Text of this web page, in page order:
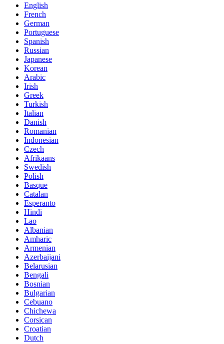
English
French
German
Portuguese
Spanish
Russian
Japanese
Korean
Arabic
Irish
Greek
Turkish
Italian
Danish
Romanian
Indonesian
Czech
Afrikaans
Swedish
Polish
Basque
Catalan
Esperanto
Hindi
Lao
Albanian
Amharic
Armenian
Azerbaijani
Belarusian
Bengali
Bosnian
Bulgarian
Cebuano
Chichewa
Corsican
Croatian
Dutch